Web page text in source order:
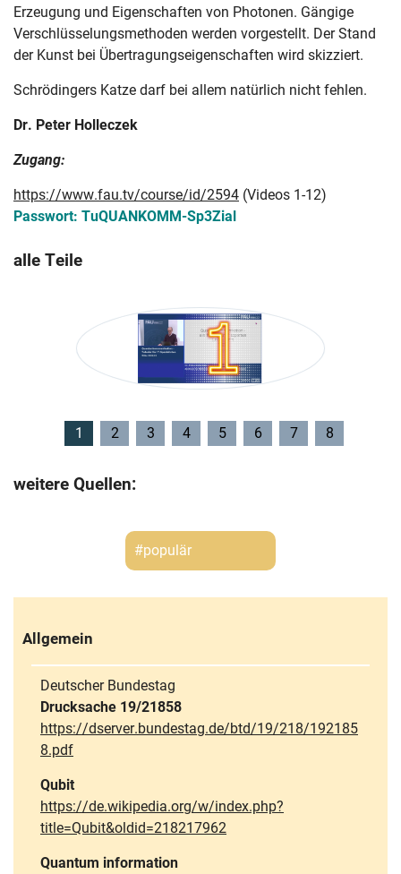
Erzeugung und Eigenschaften von Photonen. Gängige
Verschlüsselungsmethoden werden vorgestellt. Der Stand
der Kunst bei Übertragungseigenschaften wird skizziert.
Schrödingers Katze darf bei allem natürlich nicht fehlen.
Dr. Peter Holleczek
Zugang:
https://www.fau.tv/course/id/2594 (Videos 1-12)
Passwort: TuQUANKOMM-Sp3Zial
alle Teile
1 2 3 4 5 6 7 8
weitere Quellen:
#populär
Allgemein
Deutscher Bundestag
Drucksache 19/21858
https://dserver.bundestag.de/btd/19/218/192185
8.pdf
Qubit
https://de.wikipedia.org/w/index.php?
title=Qubit&oldid=218217962
Quantum information